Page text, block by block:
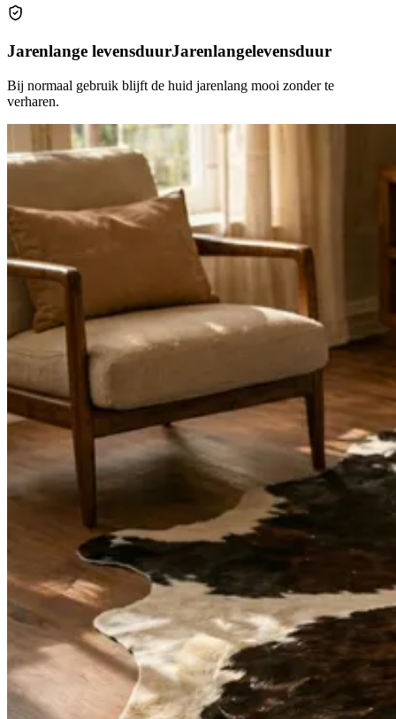
Jarenlange levensduurJarenlangelevensduur
Bij normaal gebruik blijft de huid jarenlang mooi zonder te
verharen.